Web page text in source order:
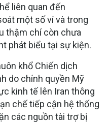
liên quan đến
một số ví và trong
thậm chí còn chưa
phát biểu tại sự kiện.
khổ Chiến dịch
do chính quyền Mỹ
kinh tế lên Iran thông
chế tiếp cận hệ thống
các nguồn tài trợ bị